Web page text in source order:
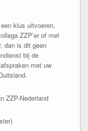
klus uitvoeren.
ZZP’er of met
dan is dit geen
bij de
met uw
ZZP-Nederland